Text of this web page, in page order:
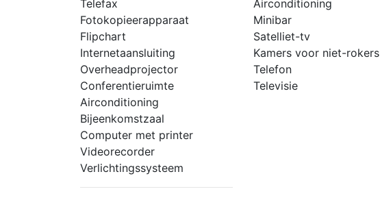
Telefax
Fotokopieerapparaat
Flipchart
Internetaansluiting
Overheadprojector
Conferentieruimte
Airconditioning
Bijeenkomstzaal
Computer met printer
Videorecorder
Verlichtingssysteem
Airconditioning
Minibar
Satelliet-tv
Kamers voor niet-rokers
Telefon
Televisie